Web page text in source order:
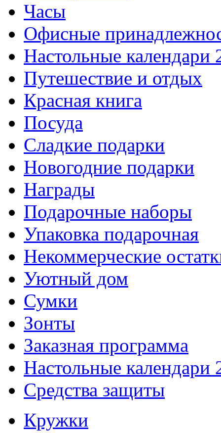
Часы
Офисные
Настольные календари
Путешествие и отдых
Красная книга
Посуда
Сладкие подарки
Новогодние подарки
Награды
Подарочные наборы
Упаковка подарочная
Некоммерческие
Уютный дом
Сумки
Зонты
Заказная программа
Настольные календари
Средства защиты
Кружки